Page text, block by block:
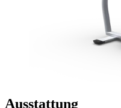
Ausstattung